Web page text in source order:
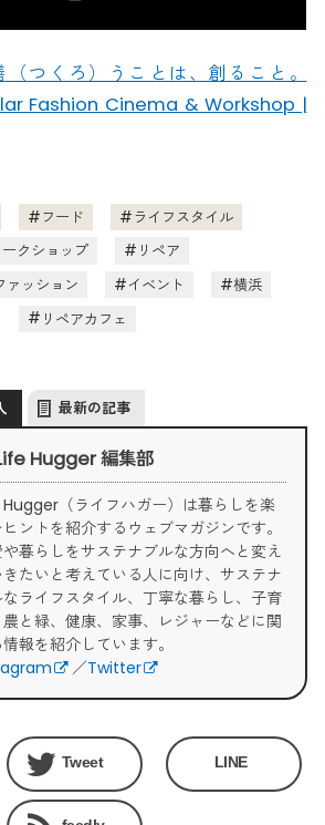
（つくろ）うことは、創ること。
Fashion Cinema & Workshop |
フード
ライフスタイル
ークショップ
リペア
ァッション
イベント
横浜
リペアカフェ
最新の記事
Hugger 編集部
（ライフハガー）は暮らしを楽
ヒントを紹介するウェブマガジンです。
や暮らしをサステナブルな方向へと変え
きたいと考えている人に向け、サステナ
なライフスタイル、丁寧な暮らし、子育
農と緑、健康、家事、レジャーなどに関
報を紹介しています。
／Twitter
Tweet LINE